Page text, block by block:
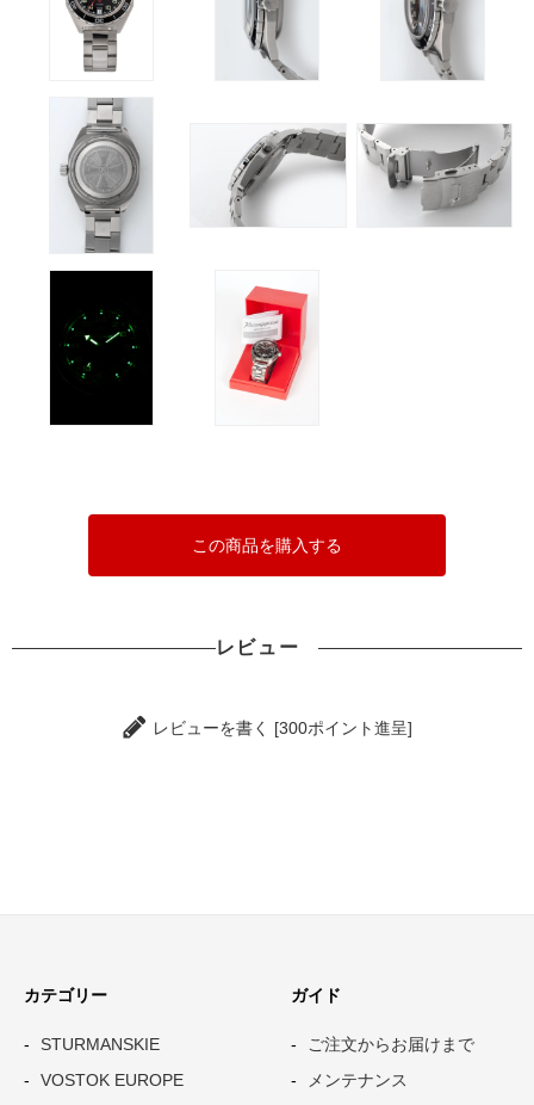
この商品を購入する
レビュー
レビューを書く [300ポイント進呈]
カテゴリー
STURMANSKIE
VOSTOK EUROPE
ガイド
ご注文からお届けまで
メンテナンス